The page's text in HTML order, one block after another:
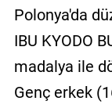
Polonya'da
IBU KYODO
madalya ile
Genç erkek